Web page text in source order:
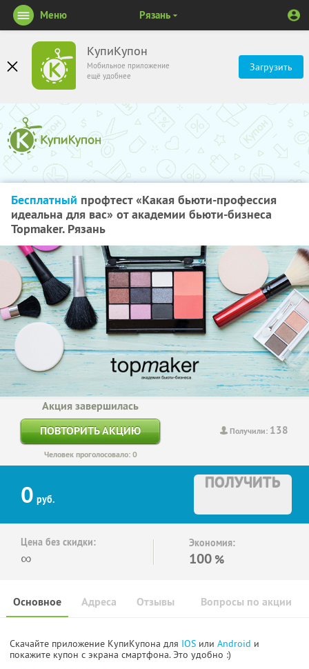
КупиКупон
Мобильное приложение
ещё удобнее
Загрузить
Меню Рязань
Бесплатный профтест «Какая бьюти-профессия
идеальна для вас» от академии бьюти-бизнеса
Topmaker. Рязань
Получили: 138
Акция завершилась
ПОВТОРИТЬ АКЦИЮ
Человек проголосовало: 0
0 руб.
ПОЛУЧИТЬ
Цена без скидки:
∞
Экономия:
100 %
Основное Отзывы Вопросы по акции
Адреса
Скачайте приложение КупиКупона для IOS или Android и
покажите купон с экрана смартфона. Это удобно :)